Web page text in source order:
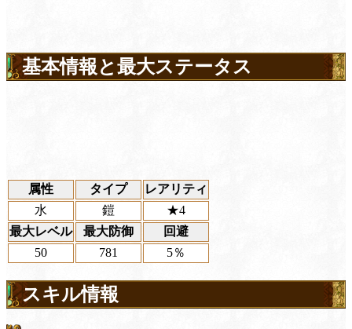
基本情報と最大ステータス
属性 タイプ
レアリティ
水
鎧
★4
最大レベル
最大防御
回避
50
781 5％
スキル情報